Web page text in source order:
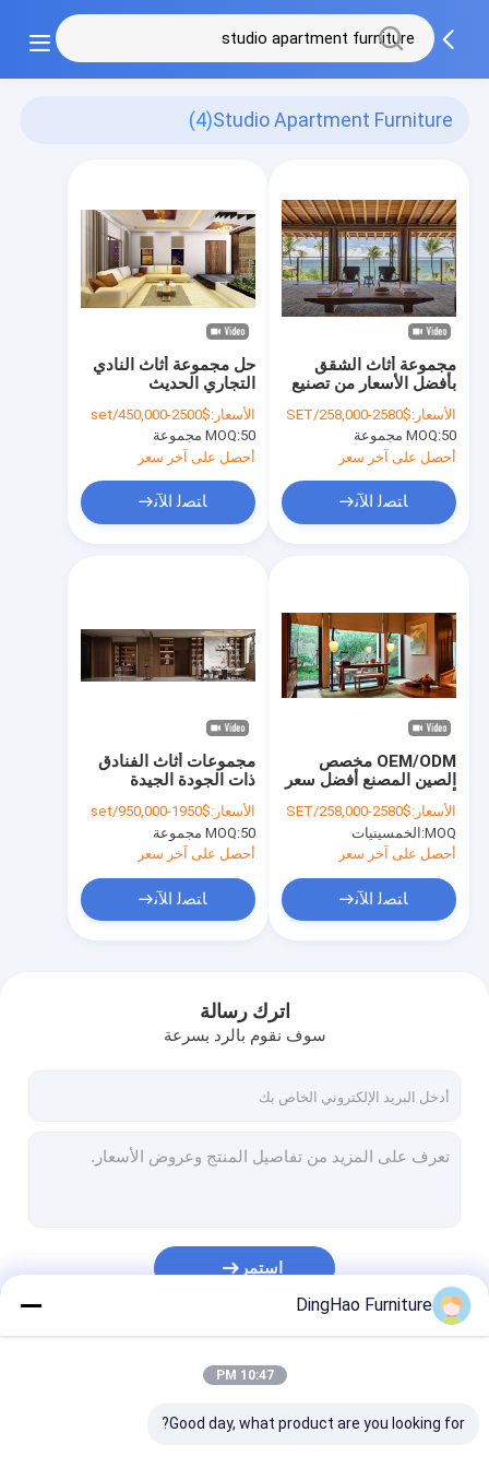
Studio Apartment Furniture
(4)
حل مجموعة أثاث النادي
التجاري الحديث
المخصص من الشركة
المصنعة للمعدات
الأصلية/الشركة المصنعة
للتصميم الأصلي، إطار من
الخشب الصلب، أثاث
شقق استوديو
الأسعار:$2500-450,000/set
MOQ:50 مجموعة
أحصل على آخر سعر
ﺎﺘﺼﻟ ﺍﻶﻧ
مجموعة أثاث الشقق
بأفضل الأسعار من تصنيع
الصين، غرفة المعيشة
OEM/ODM خيارات
شخصية مخصصة أثاث
الشقق ألياف البوليستر
أثاث الشقق المقاوم
للحريق
الأسعار:$2580-258,000/SET
MOQ:50 مجموعة
أحصل على آخر سعر
ﺎﺘﺼﻟ ﺍﻶﻧ
مجموعات أثاث الفنادق
ذات الجودة الجيدة
المصممة حسب الطلب
من المصنع الصيني مع
إطار من الخشب الصلب
لشقق السكن
الأسعار:$1950-950,000/set
MOQ:50 مجموعة
أحصل على آخر سعر
ﺎﺘﺼﻟ ﺍﻶﻧ
OEM/ODM مخصص
الصين المصنع أفضل سعر
أثاث الخشب الصلب
مجموعة من المجموعات
للشقق مشروع الفندق
الأسعار:$2580-258,000/SET
MOQ: الخمسينيات
أحصل على آخر سعر
ﺎﺘﺼﻟ ﺍﻶﻧ
اترك رسالة
سوف نقوم بالرد بسرعة
استمر
DingHao Furniture
10:47 PM
Good day, what product are you looking for?